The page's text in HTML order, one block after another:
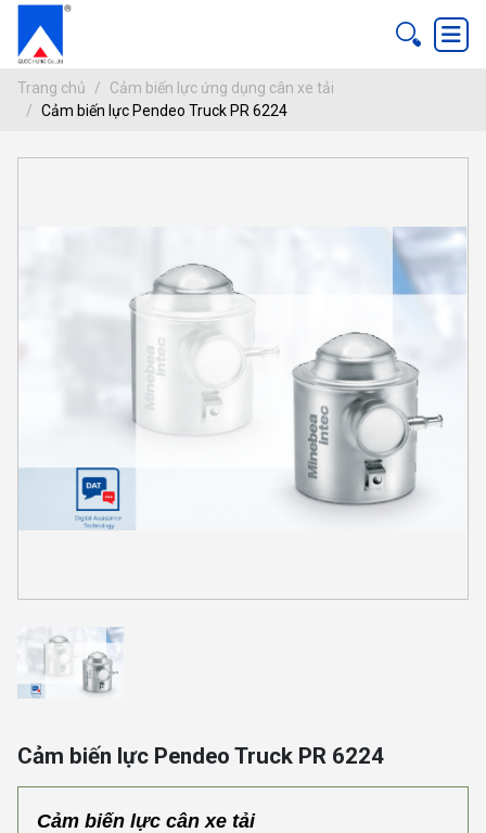
Trang chủ
Cảm biến lực ứng dụng cân xe tải
Cảm biến lực Pendeo Truck PR 6224
Cảm biến lực Pendeo Truck PR 6224
Cảm biến lực cân xe tải